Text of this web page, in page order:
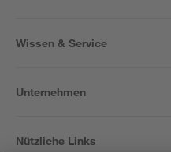
Wissen & Service
Unternehmen
Nützliche Links